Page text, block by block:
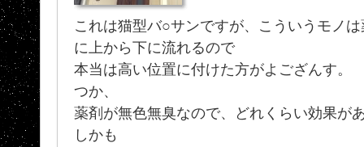
これは猫型バ○サンですが、こういうモノ
に上から下に流れるので
本当は高い位置に付けた方がよござんす。
つか、
薬剤が無色無臭なので、どれくらい効果が
しかも